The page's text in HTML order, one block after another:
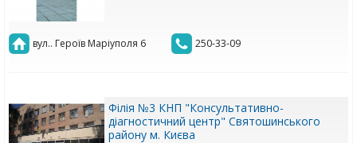
вул.. Героїв Маріуполя 6 250-33-09
Філія №3 КНП "Консультативно-
діагностичний центр" Святошинського
району м. Києва